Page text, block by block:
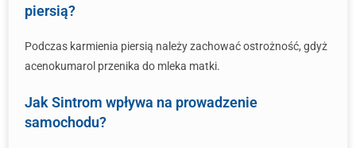
piersią?
Podczas karmienia piersią należy zachować ostrożność, gdyż
acenokumarol przenika do mleka matki.
Jak Sintrom wpływa na prowadzenie
samochodu?